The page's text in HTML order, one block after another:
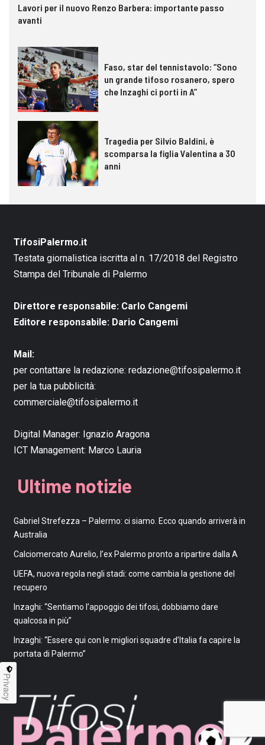
Lavori per il nuovo Renzo Barbera: importante passo
avanti
Faso, star del tennistavolo: “Sono
un grande tifoso rosanero, spero
che Inzaghi ci porti in A”
Tragedia per Silvio Baldini, è
scomparsa la figlia Valentina a 30
anni
TifosiPalermo.it
Testata giornalistica iscritta al n. 17/2018 del Registro
Stampa del Tribunale di Palermo
Direttore responsabile: Carlo Cangemi
Editore responsabile: Dario Cangemi
Mail:
per contattare la redazione: redazione@tifosipalermo.it
per la tua pubblicità:
commerciale@tifosipalermo.it
Digital Manager: Ignazio Aragona
ICT Management: Marco Lauria
Ultime notizie
Gabriel Strefezza – Palermo: ci siamo. Ecco quando arriverà in
Australia
Calciomercato Aurelio, l’ex Palermo pronto a ripartire dalla A
UEFA, nuova regola negli stadi: come cambia la gestione del
recupero
Inzaghi: “Sentiamo l’appoggio dei tifosi, dobbiamo dare
qualcosa in più”
Inzaghi: “Essere qui con le migliori squadre d’Italia fa capire la
portata di Palermo”
Privacy